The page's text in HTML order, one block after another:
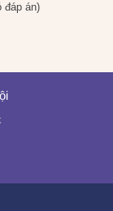
đáp án)